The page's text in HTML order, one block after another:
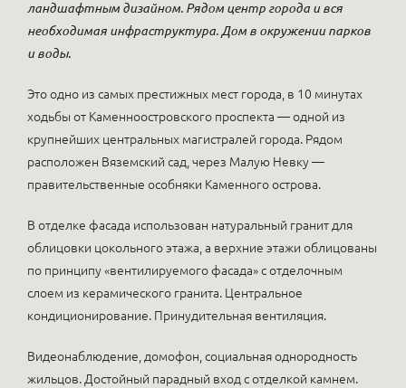
ландшафтным дизайном. Рядом центр города и вся
необходимая инфраструктура. Дом в окружении парков
и воды.
Это одно из самых престижных мест города, в 10 минутах
ходьбы от Каменноостровского проспекта — одной из
крупнейших центральных магистралей города. Рядом
расположен Вяземский сад, через Малую Невку —
правительственные особняки Каменного острова.
В отделке фасада использован натуральный гранит для
облицовки цокольного этажа, а верхние этажи облицованы
по принципу «вентилируемого фасада» с отделочным
слоем из керамического гранита. Центральное
кондиционирование. Принудительная вентиляция.
Видеонаблюдение, домофон, социальная однородность
жильцов. Достойный парадный вход с отделкой камнем.